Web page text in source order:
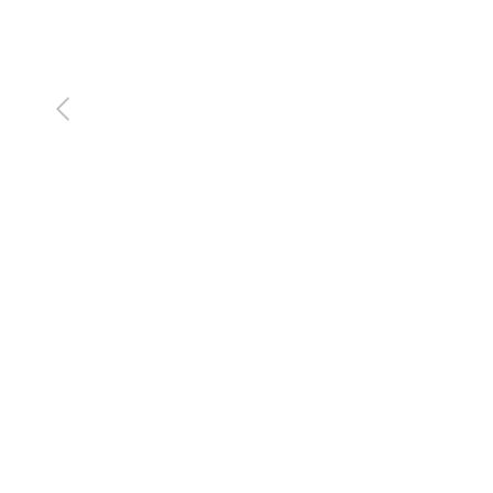
næste